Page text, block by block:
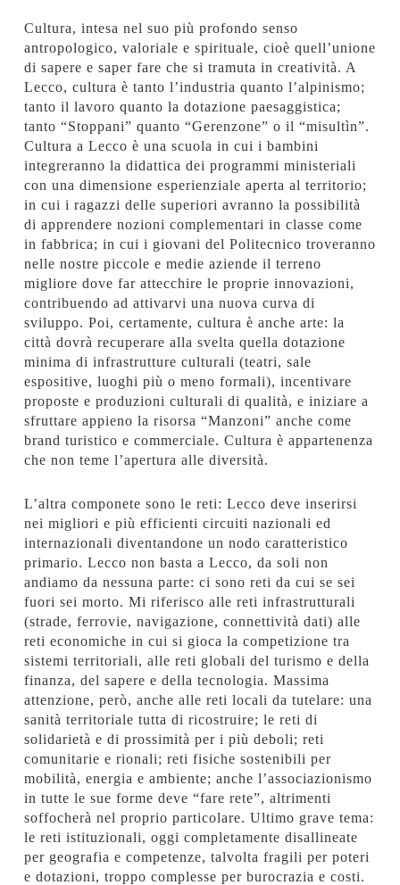
Cultura, intesa nel suo più profondo senso
antropologico, valoriale e spirituale, cioè quell’unione
di sapere e saper fare che si tramuta in creatività. A
Lecco, cultura è tanto l’industria quanto l’alpinismo;
tanto il lavoro quanto la dotazione paesaggistica;
tanto “Stoppani” quanto “Gerenzone” o il “misultìn”.
Cultura a Lecco è una scuola in cui i bambini
integreranno la didattica dei programmi ministeriali
con una dimensione esperienziale aperta al territorio;
in cui i ragazzi delle superiori avranno la possibilità
di apprendere nozioni complementari in classe come
in fabbrica; in cui i giovani del Politecnico troveranno
nelle nostre piccole e medie aziende il terreno
migliore dove far attecchire le proprie innovazioni,
contribuendo ad attivarvi una nuova curva di
sviluppo. Poi, certamente, cultura è anche arte: la
città dovrà recuperare alla svelta quella dotazione
minima di infrastrutture culturali (teatri, sale
espositive, luoghi più o meno formali), incentivare
proposte e produzioni culturali di qualità, e iniziare a
sfruttare appieno la risorsa “Manzoni” anche come
brand turistico e commerciale. Cultura è appartenenza
che non teme l’apertura alle diversità.
L’altra componete sono le reti: Lecco deve inserirsi
nei migliori e più efficienti circuiti nazionali ed
internazionali diventandone un nodo caratteristico
primario. Lecco non basta a Lecco, da soli non
andiamo da nessuna parte: ci sono reti da cui se sei
fuori sei morto. Mi riferisco alle reti infrastrutturali
(strade, ferrovie, navigazione, connettività dati) alle
reti economiche in cui si gioca la competizione tra
sistemi territoriali, alle reti globali del turismo e della
finanza, del sapere e della tecnologia. Massima
attenzione, però, anche alle reti locali da tutelare: una
sanità territoriale tutta di ricostruire; le reti di
solidarietà e di prossimità per i più deboli; reti
comunitarie e rionali; reti fisiche sostenibili per
mobilità, energia e ambiente; anche l’associazionismo
in tutte le sue forme deve “fare rete”, altrimenti
soffocherà nel proprio particolare. Ultimo grave tema:
le reti istituzionali, oggi completamente disallineate
per geografia e competenze, talvolta fragili per poteri
e dotazioni, troppo complesse per burocrazia e costi.